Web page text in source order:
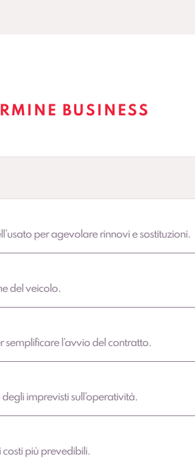
BUSINESS
per agevolare rinnovi e sostituzioni.
del veicolo.
semplificare l’avvio del contratto.
imprevisti sull’operatività.
costi più prevedibili.